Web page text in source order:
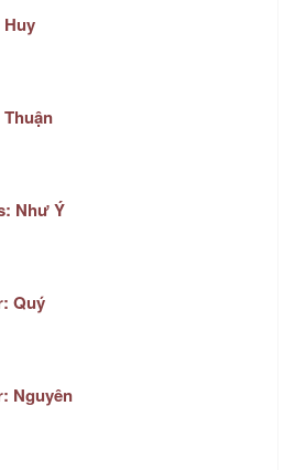
Huy
Như Ý
Quý
Nguyên